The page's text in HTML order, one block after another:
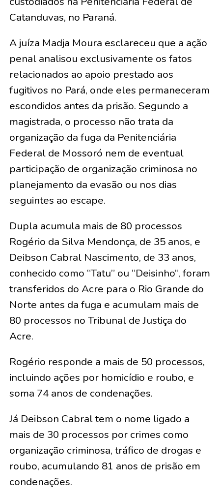
Catanduvas, no Paraná.
A juíza Madja Moura esclareceu que a ação
penal analisou exclusivamente os fatos
relacionados ao apoio prestado aos
fugitivos no Pará, onde eles permaneceram
escondidos antes da prisão. Segundo a
magistrada, o processo não trata da
organização da fuga da Penitenciária
Federal de Mossoró nem de eventual
participação de organização criminosa no
planejamento da evasão ou nos dias
seguintes ao escape.
Dupla acumula mais de 80 processos
Rogério da Silva Mendonça, de 35 anos, e
Deibson Cabral Nascimento, de 33 anos,
conhecido como “Tatu” ou “Deisinho”, foram
transferidos do Acre para o Rio Grande do
Norte antes da fuga e acumulam mais de
80 processos no Tribunal de Justiça do
Acre.
Rogério responde a mais de 50 processos,
incluindo ações por homicídio e roubo, e
soma 74 anos de condenações.
Já Deibson Cabral tem o nome ligado a
mais de 30 processos por crimes como
organização criminosa, tráfico de drogas e
roubo, acumulando 81 anos de prisão em
condenações.